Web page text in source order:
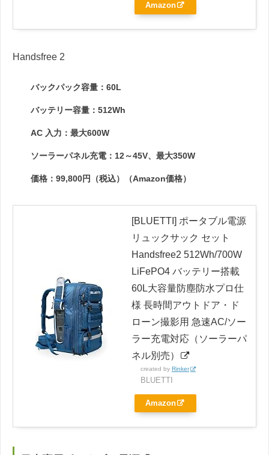
Amazon
Handsfree 2
バックパック容量：60L
バッテリー容量：512Wh
AC 入力：最大600W
ソーラーパネル充電：12～45V、最大350W
価格：99,800円（税込）（Amazon価格）
[BLUETTI] ポータブル電源
リュックサック セット
Handsfree2 512Wh/700W
LiFePO4 バッテリー搭載
60L大容量防塵防水プロ仕
様 長時間アウトドア・ド
ローン撮影用 急速AC/ソー
ラー充電対応（ソーラーパ
ネル別売）
created by Rinker
BLUETTI
Amazon